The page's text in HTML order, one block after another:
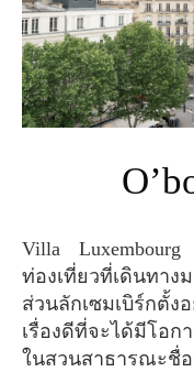
Villa Luxembourg ถือเป็นตัวเลือกที่ดีมากสำหรับนัก
ท่องเที่ยวที่เดินทา
ส่วนลักเซมเบิร์กตั้ง
เรื่องดีที่จะได้มีโอ
ในสวนสาธารณะชื่